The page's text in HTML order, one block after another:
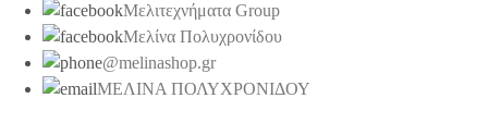
Μελιτεχνήματα Group
Μελίνα Πολυχρονίδου
@melinashop.gr
ΜΕΛΙΝΑ ΠΟΛΥΧΡΟΝΙΔΟΥ